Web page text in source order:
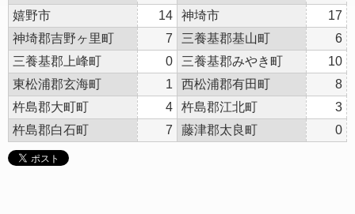
嬉野市
14 神埼市
17
神埼郡吉野ヶ里町
7 三養基郡基山町
6
三養基郡上峰町
0 三養基郡みやき町
10
東松浦郡玄海町
1 西松浦郡有田町
8
杵島郡大町町
4 杵島郡江北町
3
杵島郡白石町
7 藤津郡太良町 0